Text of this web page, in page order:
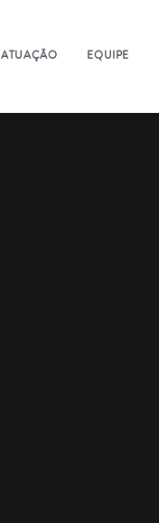
ATUAÇÃO EQUIPE